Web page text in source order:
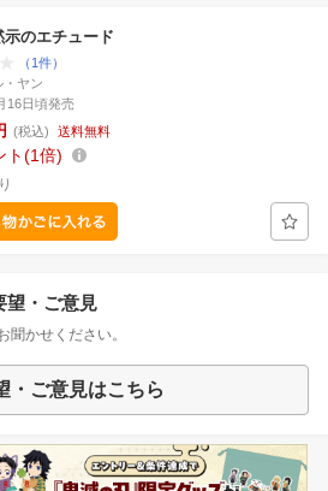
示のエチュード
（1件）
・ヤン
16日頃発売
(税込) 送料無料
ト 1倍
望・ご意見
聞かせください。
・ご意見はこちら